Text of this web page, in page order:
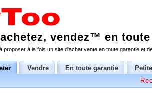
vendez™ en
proposer à la fois un site d'achat vente en toute garantie et
Vendre En toute garantie